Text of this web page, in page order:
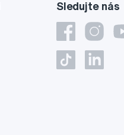
Sledujte nás